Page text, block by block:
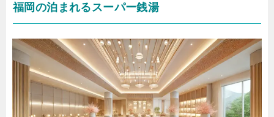
福岡の泊まれるスーパー銭湯